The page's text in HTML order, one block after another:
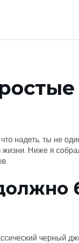
надеть, ты не
жизни. Ниже я
черный